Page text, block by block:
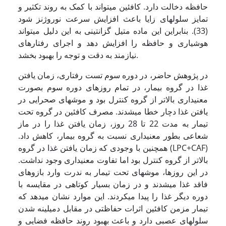
حافظه دخالت دارد. کافئین می­تواند با کمک به روند تکثیر و
تمایز سلول­های زایا باعث افزایش سرعت نوروژنز شود
(33). بنابراین این ماده متیل گزانتینی به این دلیل می­تواند
هوشیاری و حافظه را افزایش دهد و اجرای رفتارهای
نیازمند به دقت و توجه را بهبود بخشد.
در پژوهش حاضر، در دوره سوم تست رفتاری، زمان یافتن
غذا در گروه بیمار، در تمام روزهای دوره سوم بصورت
معنی­داری بالاتر از گروه کنترل بود و موش­های صحرایی در
یافتن غذا دچار خطا می­شدند. مصرف کافئین در گروه تحت
تیمار به مدت 22 تا 28 روز، زمان یافتن غذا را در ماز
شعاعی بطور معنی­داری نسبت به گروه بیمار، کاهش داد.
همچنین با وجودی که زمان یافتن غذا در گروه (LPC+CAF)
بالاتر از گروه کنترل بود اما تفاوت معنی­داری وجود نداشت.
در این روزها، موش­های تحت تیمار به ندرت وارد بازوهای
فاقد غذا می­شدند و در زمان بسیار کوتاهی در مقایسه با
دوره دیگر غذا را پیدا می­کردند. این موارد نشان می­دهد که
تیمار مزمن کافئین اثرات حفاظتی در مقابل دمیلینه شدن
سلول­های عصبی دارد و باعث بهبود روند حافظه فضایی و